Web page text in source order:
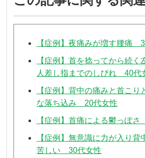
【症例】夜痛みが増す腰痛
【症例】首を捻ってから続く
人差し指までのしびれ 40代
【症例】背中の痛みと首こり
な落ち込み 20代女性
【症例】首痛による鬱っぽ
【症例】無意識に力が入り背
苦しい 30代女性